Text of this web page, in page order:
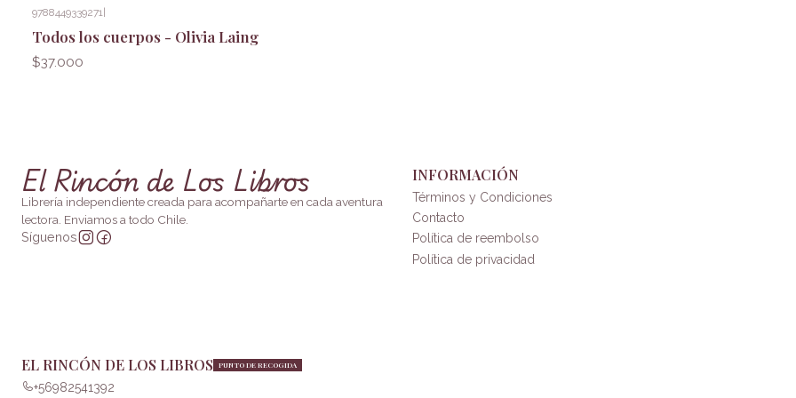
9788449339271
Todos los cuerpos - Olivia Laing
$37.000
El Rincón de Los Libros
Librería independiente creada para acompañarte en cada aventura
lectora. Enviamos a todo Chile.
Síguenos
INFORMACIÓN
Términos y Condiciones
Contacto
Política de reembolso
Política de privacidad
EL RINCÓN DE LOS LIBROS PUNTO DE RECOGIDA
+56982541392